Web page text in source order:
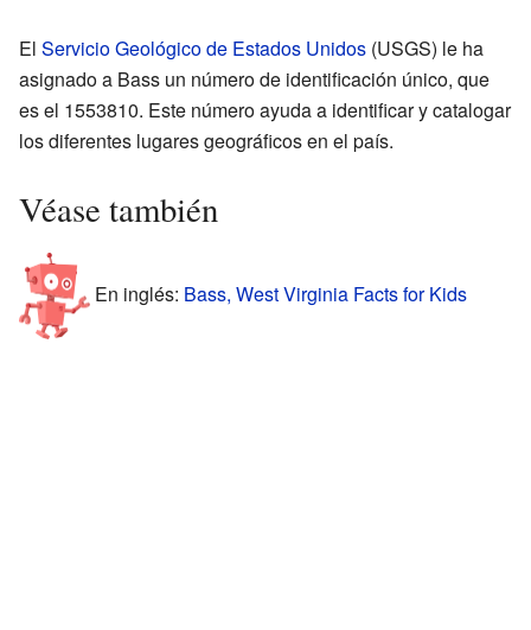
El Servicio Geológico de Estados Unidos (USGS) le ha
asignado a Bass un número de identificación único, que
es el 1553810. Este número ayuda a identificar y catalogar
los diferentes lugares geográficos en el país.
Véase también
En inglés: Bass, West Virginia Facts for Kids